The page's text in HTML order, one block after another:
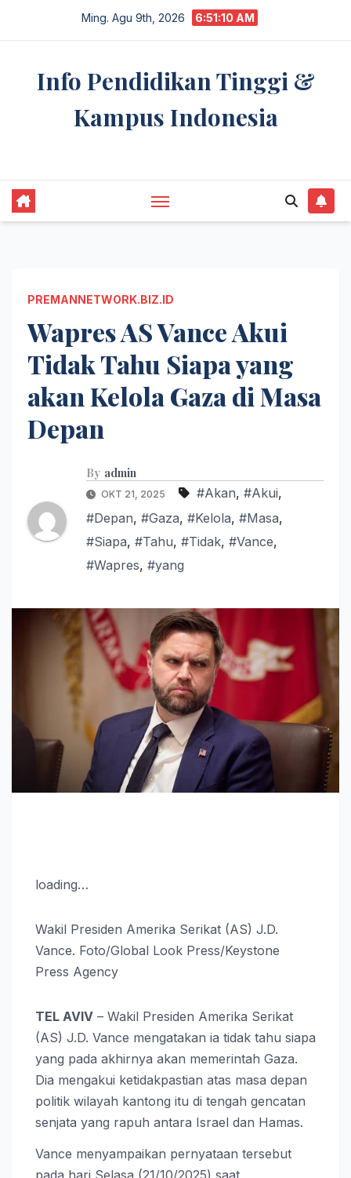
Ming. Agu 9th, 2026 6:51:10 AM
Info Pendidikan Tinggi &
Kampus Indonesia
PREMANNETWORK.BIZ.ID
Wapres AS Vance Akui
Tidak Tahu Siapa yang
akan Kelola Gaza di Masa
Depan
By admin
OKT 21, 2025 #Akan, #Akui,
#Depan, #Gaza, #Kelola, #Masa,
#Siapa, #Tahu, #Tidak, #Vance,
#Wapres, #yang
loading…
Wakil Presiden Amerika Serikat (AS) J.D.
Vance. Foto/Global Look Press/Keystone
Press Agency
TEL AVIV – Wakil Presiden Amerika Serikat
(AS) J.D. Vance mengatakan ia tidak tahu siapa
yang pada akhirnya akan memerintah Gaza.
Dia mengakui ketidakpastian atas masa depan
politik wilayah kantong itu di tengah gencatan
senjata yang rapuh antara Israel dan Hamas.
Vance menyampaikan pernyataan tersebut